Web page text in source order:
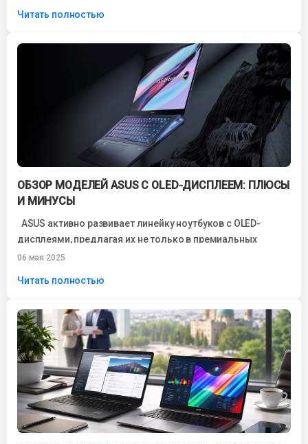
Читать полностью
ОБЗОР МОДЕЛЕЙ ASUS С OLED-ДИСПЛЕЕМ: ПЛЮСЫ
И МИНУСЫ
ASUS активно развивает линейку ноутбуков с OLED-
дисплеями, предлагая их не только в премиальных
сериях, но и в доступных моделях....
06 мая 2025
Читать полностью